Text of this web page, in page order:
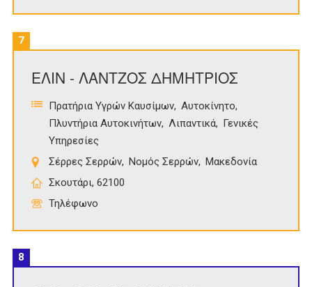
7
ΕΛΙΝ - ΛΑΝΤΖΟΣ ΔΗΜΗΤΡΙΟΣ
Πρατήρια Υγρών Καυσίμων Αυτοκίνητο
Πλυντήρια Αυτοκινήτων Λιπαντικά
Γενικές
Υπηρεσίες
Σέρρες Σερρών
Νομός Σερρών
Μακεδονία
Σκουτάρι, 62100
Τηλέφωνο
8